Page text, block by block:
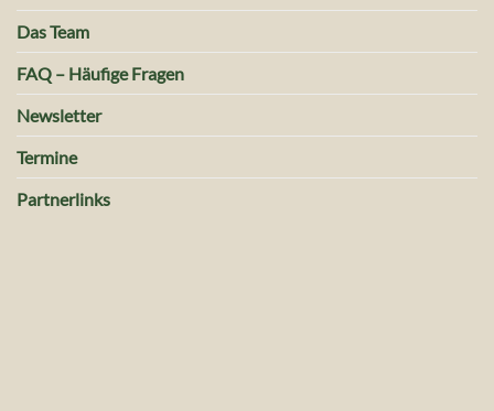
Das Team
FAQ – Häufige Fragen
Newsletter
Termine
Partnerlinks